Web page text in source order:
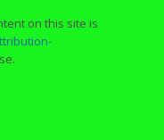
on this site is